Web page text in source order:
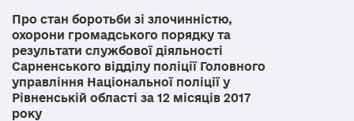
Про стан боротьби зі злочинністю,
охорони громадського порядку та
результати службової діяльності
Сарненського відділу поліції Головного
управління Національної поліції у
Рівненській області за 12 місяців 2017
року